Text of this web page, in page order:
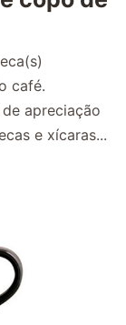
café.
apreciação
e xícaras...